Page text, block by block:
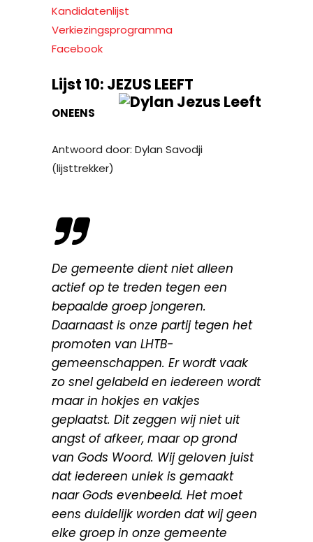
Kandidatenlijst
Verkiezingsprogramma
Facebook
Lijst 10: JEZUS LEEFT
ONEENS
Antwoord door: Dylan Savodji
(lijsttrekker)
De gemeente dient niet alleen
actief op te treden tegen een
bepaalde groep jongeren.
Daarnaast is onze partij tegen het
promoten van LHTB-
gemeenschappen. Er wordt vaak
zo snel gelabeld en iedereen wordt
maar in hokjes en vakjes
geplaatst. Dit zeggen wij niet uit
angst of afkeer, maar op grond
van Gods Woord. Wij geloven juist
dat iedereen uniek is gemaakt
naar Gods evenbeeld. Het moet
eens duidelijk worden dat wij geen
elke groep in onze gemeente